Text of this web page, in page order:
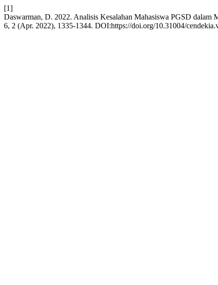
[1]
Daswarman, D. 2022. Analisis Kesalahan Mahasiswa PGSD dalam
6, 2 (Apr. 2022), 1335-1344. DOI:https://doi.org/10.31004/